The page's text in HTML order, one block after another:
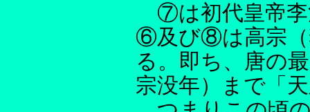
⑦は初代皇帝李
⑥及び⑧は高宗（
る。即ち、唐の
宗没年）まで「